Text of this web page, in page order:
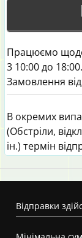
Працюємо
3 10:00 до 18:00.
Замовлення
В окремих
(Обстріли,
ін.) термін
Вiдправки